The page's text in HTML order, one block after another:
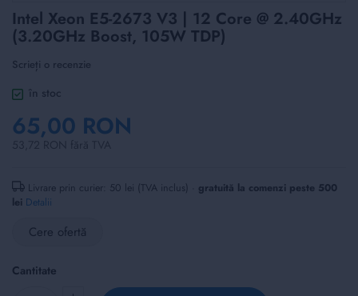
Skip
to
the
beginning
of
the
images
gallery
Intel Xeon E5-2673 V3 | 12 Core @ 2.40GHz
(3.20GHz Boost, 105W TDP)
Scrieți o recenzie
în stoc
65,00 RON
Livrare prin curier: 50 lei (TVA inclus) · gratuită la comenzi peste 500
lei Detalii
Cere ofertă
Cantitate